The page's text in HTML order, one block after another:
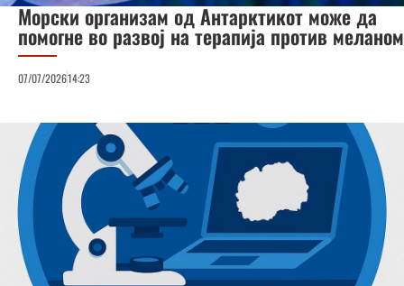
Морски организам од Антарктикот може да
помогне во развој на терапија против меланом
07/07/202614:23